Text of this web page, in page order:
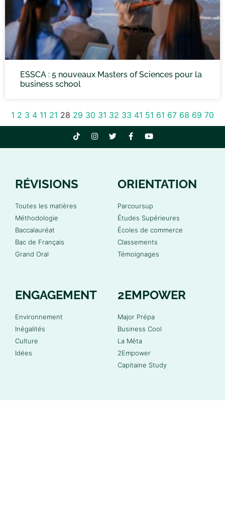
ESSCA : 5 nouveaux Masters of Sciences pour la
business school
1 2 3 4 11 21 28 29 30 31 32 33 41 51 61 67 68 69 70
RÉVISIONS
Toutes les matières
Méthodologie
Baccalauréat
Bac de Français
Grand Oral
ORIENTATION
Parcoursup
Études Supérieures
Écoles de commerce
Classements
Témoignages
ENGAGEMENT
Environnement
Inégalités
Culture
Idées
2EMPOWER
Major Prépa
Business Cool
La Méta
2Empower
Capitaine Study